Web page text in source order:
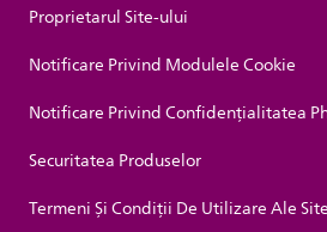
Proprietarul Site-ului
Notificare Privind Modulele Cookie
Notificare Privind Confidențialitatea
Securitatea Produselor
Termeni Și Condiții De Utilizare Ale